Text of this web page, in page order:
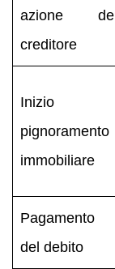
azione del
creditore
Inizio
pignoramento
immobiliare
Pagamento
del debito